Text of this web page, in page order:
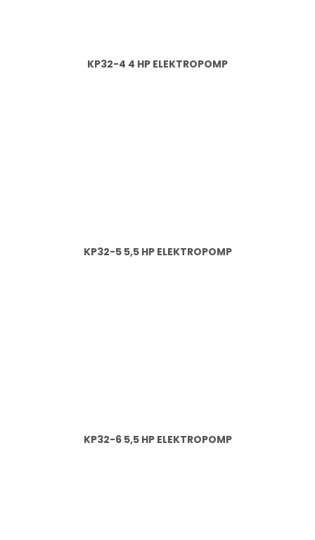
KP32-4 4 HP ELEKTROPOMP
KP32-5 5,5 HP ELEKTROPOMP
KP32-6 5,5 HP ELEKTROPOMP